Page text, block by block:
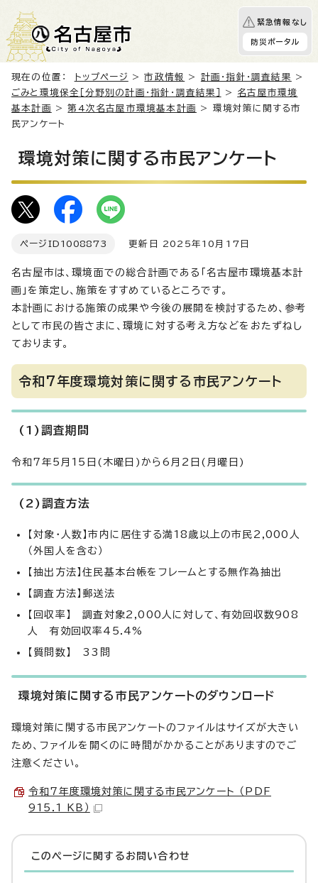
緊急情報なし
防災ポータル
現在の位置： トップページ >市政情報 > 計画・指針・調査結果
>
ごみと環境保全［分野別の計画・指針・調査結果］
> 名古屋市環境
基本計画
>第4次名古屋市環境基本計画
> 環境対策に関する市
民アンケート
環境対策に関する市民アンケート
ページID 1008873 更新日 2025年10月17日
名古屋市は、環境面での総合計画である「名古屋市環境基本計
画」を策定し、施策をすすめているところです。
本計画における施策の成果や今後の展開を検討するため、参考
として市民の皆さまに、環境に対する考え方などをおたずねし
ております。
令和7年度環境対策に関する市民アンケート
(1)調査期間
令和7年5月15日(木曜日)から6月2日(月曜日)
(2)調査方法
【対象・人数】市内に居住する満18歳以上の市民2,000人
（外国人を含む）
【抽出方法】住民基本台帳をフレームとする無作為抽出
【調査方法】郵送法
【回収率】 調査対象2,000人に対して、有効回収数908
人 有効回収率45.4%
【質問数】 33問
環境対策に関する市民アンケートのダウンロード
環境対策に関する市民アンケートのファイルはサイズが大きい
ため、ファイルを開くのに時間がかかることがありますのでご
注意ください。
令和7年度環境対策に関する市民アンケート （PDF
915.1 KB）
このページに関する お問い合わせ